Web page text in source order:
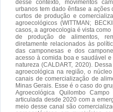
desse contexto, movimentos
urbanos tem dado ênfase a
curtos de produção e
agroecológicos (WITTMAN;
casos, a agroecologia é vista
de produção de alimentos,
diretamente relacionados às
das camponesas e dos
acesso à comida boa e saudável
natureza (CALDART, 2020).
agroecológica na região, o
canais de comercialização de
Minas Gerais. Esse é o caso do
Agroecológica Quilombo
articulada desde 2020 com a
meio desse canal são